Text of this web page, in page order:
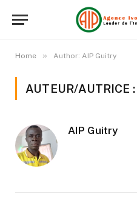
Home » Author: AIP Guitry
AUTEUR/AUTRICE :
AIP Guitry